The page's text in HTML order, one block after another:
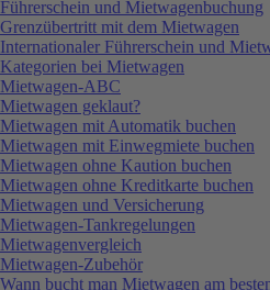
Führerschein und Mietwagenbuchung
Grenzübertritt mit dem Mietwagen
Internationaler Führerschein und
Kategorien bei Mietwagen
Mietwagen-ABC
Mietwagen geklaut?
Mietwagen mit Automatik buchen
Mietwagen mit Einwegmiete buchen
Mietwagen ohne Kaution buchen
Mietwagen ohne Kreditkarte buchen
Mietwagen und Versicherung
Mietwagen-Tankregelungen
Mietwagenvergleich
Mietwagen-Zubehör
Wann bucht man Mietwagen am